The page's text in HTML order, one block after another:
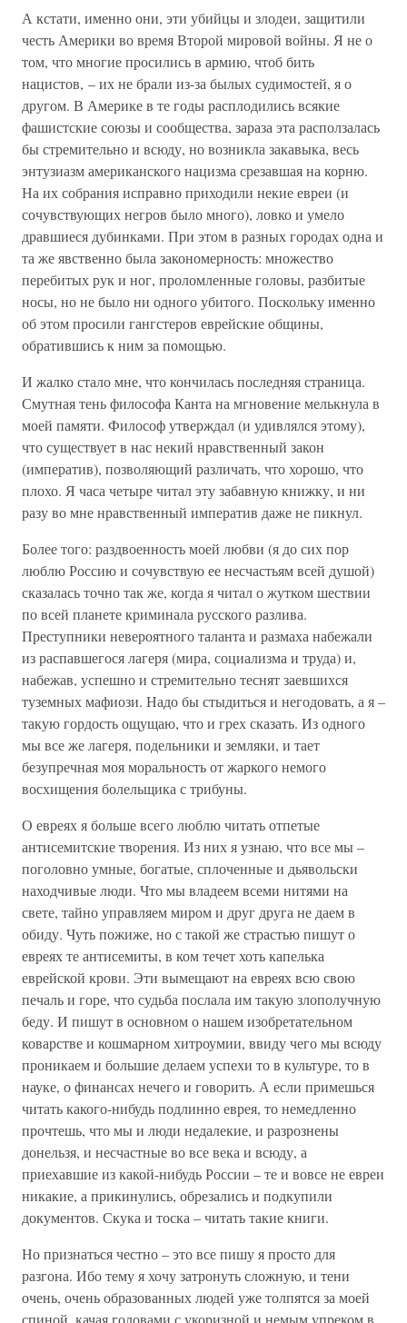
А кстати, именно они, эти убийцы и злодеи, защитили
честь Америки во время Второй мировой войны. Я не о
том, что многие просились в армию, чтоб бить
нацистов, – их не брали из-за былых судимостей, я о
другом. В Америке в те годы расплодились всякие
фашистские союзы и сообщества, зараза эта расползалась
бы стремительно и всюду, но возникла закавыка, весь
энтузиазм американского нацизма срезавшая на корню.
На их собрания исправно приходили некие евреи (и
сочувствующих негров было много), ловко и умело
дравшиеся дубинками. При этом в разных городах одна и
та же явственно была закономерность: множество
перебитых рук и ног, проломленные головы, разбитые
носы, но не было ни одного убитого. Поскольку именно
об этом просили гангстеров еврейские общины,
обратившись к ним за помощью.
И жалко стало мне, что кончилась последняя страница.
Смутная тень философа Канта на мгновение мелькнула в
моей памяти. Философ утверждал (и удивлялся этому),
что существует в нас некий нравственный закон
(императив), позволяющий различать, что хорошо, что
плохо. Я часа четыре читал эту забавную книжку, и ни
разу во мне нравственный императив даже не пикнул.
Более того: раздвоенность моей любви (я до сих пор
люблю Россию и сочувствую ее несчастьям всей душой)
сказалась точно так же, когда я читал о жутком шествии
по всей планете криминала русского разлива.
Преступники невероятного таланта и размаха набежали
из распавшегося лагеря (мира, социализма и труда) и,
набежав, успешно и стремительно теснят заевшихся
туземных мафиози. Надо бы стыдиться и негодовать, а я –
такую гордость ощущаю, что и грех сказать. Из одного
мы все же лагеря, подельники и земляки, и тает
безупречная моя моральность от жаркого немого
восхищения болельщика с трибуны.
О евреях я больше всего люблю читать отпетые
антисемитские творения. Из них я узнаю, что все мы –
поголовно умные, богатые, сплоченные и дьявольски
находчивые люди. Что мы владеем всеми нитями на
свете, тайно управляем миром и друг друга не даем в
обиду. Чуть пожиже, но с такой же страстью пишут о
евреях те антисемиты, в ком течет хоть капелька
еврейской крови. Эти вымещают на евреях всю свою
печаль и горе, что судьба послала им такую злополучную
беду. И пишут в основном о нашем изобретательном
коварстве и кошмарном хитроумии, ввиду чего мы всюду
проникаем и большие делаем успехи то в культуре, то в
науке, о финансах нечего и говорить. А если примешься
читать какого-нибудь подлинно еврея, то немедленно
прочтешь, что мы и люди недалекие, и разрознены
донельзя, и несчастные во все века и всюду, а
приехавшие из какой-нибудь России – те и вовсе не евреи
никакие, а прикинулись, обрезались и подкупили
документов. Скука и тоска – читать такие книги.
Но признаться честно – это все пишу я просто для
разгона. Ибо тему я хочу затронуть сложную, и тени
очень, очень образованных людей уже толпятся за моей
спиной, качая головами с укоризной и немым упреком в